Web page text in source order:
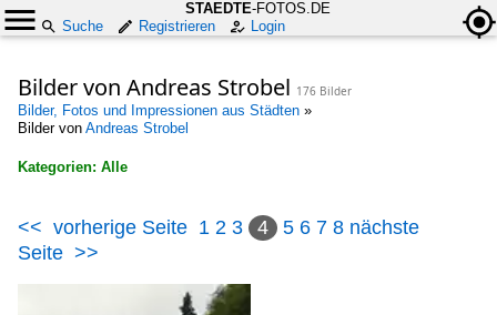
STAEDTE-FOTOS.DE
Suche
Registrieren Login
Bilder von Andreas Strobel 176 Bilder
Bilder, Fotos und Impressionen aus Städten »
Bilder von Andreas Strobel
Kategorien: Alle
Alle Kategorien
<< vorherige Seite 1 2 3 4 5 6 7 8 nächste
Seite >>